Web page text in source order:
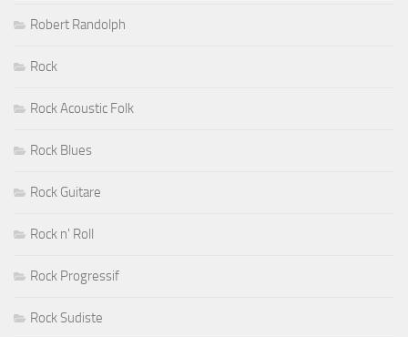
Robert Randolph
Rock
Rock Acoustic Folk
Rock Blues
Rock Guitare
Rock n' Roll
Rock Progressif
Rock Sudiste